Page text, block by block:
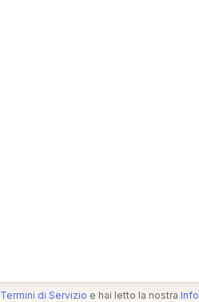
Termini di Servizio e hai letto la nostra